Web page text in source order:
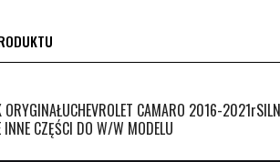
ORYGINAŁUCHEVROLET CAMARO 2016-
CZĘŚCI DO W/W MODELU